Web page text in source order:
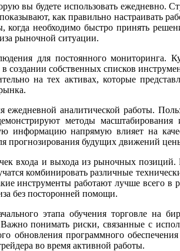
вы будете использовать ежедневно.
как правильно настраивать
необходимо быстро принять
рыночной ситуации.
для постоянного мониторинга.
собственных списков
на тех активах, которые
ежедневной аналитической работы.
методы
информацию напрямую влияет на
прогнозирования будущих движений
входа и выхода из рыночных
комбинировать различные
инструменты работают лучше всего
без посторонней помощи.
этапа обучения торговле на
понимать риски, связанные с
обновления программного
во время активной работы.